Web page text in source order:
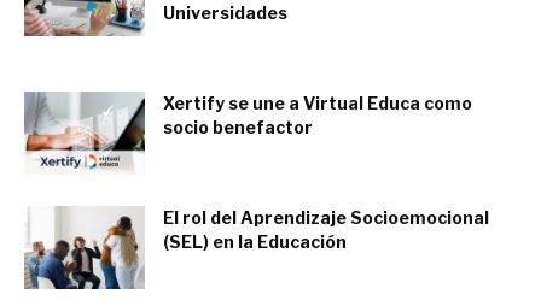
Universidades
Xertify se une a Virtual Educa como
socio benefactor
El rol del Aprendizaje Socioemocional
(SEL) en la Educación